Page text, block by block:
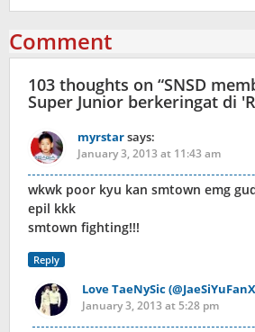
Comment
103 thoughts on “SNSD
Super Junior berkeringat di
myrstarsays:
January 3, 2013 at 11:43 am
wkwk poor kyu kan smtown emg
epil kkk
smtown fighting!!!
Reply
Love TaeNySic
January 3, 2013 at 5:28 pm